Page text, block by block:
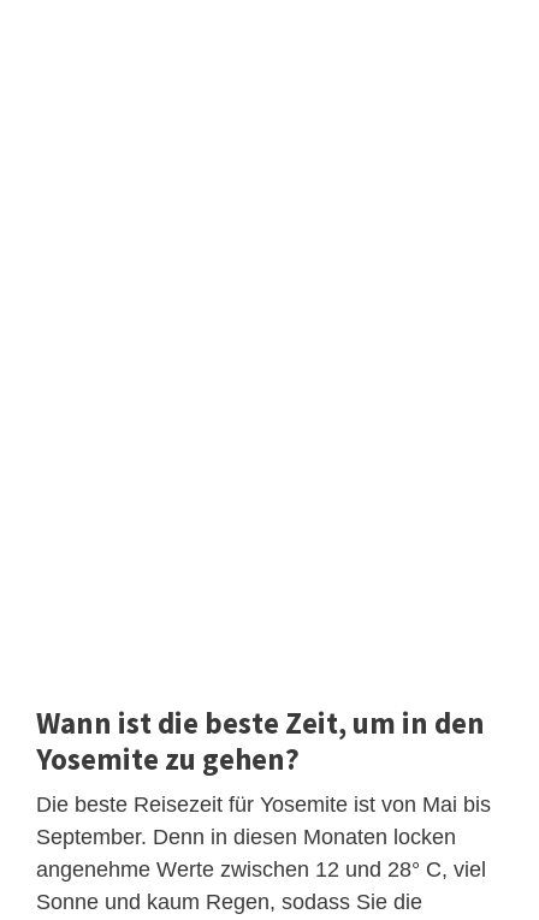
Wann ist die beste Zeit, um in den
Yosemite zu gehen?
Die beste Reisezeit für Yosemite ist von Mai bis
September. Denn in diesen Monaten locken
angenehme Werte zwischen 12 und 28° C, viel
Sonne und kaum Regen, sodass Sie die